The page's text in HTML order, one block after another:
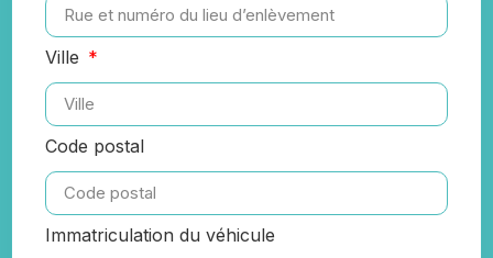
Ville
Code postal
Immatriculation du véhicule